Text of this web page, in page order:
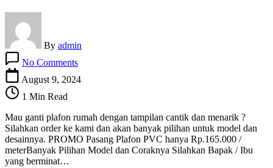
By admin
No CommentsTukang
Pasang
August 9, 2024
1 Min Read
Mau ganti plafon rumah dengan tampilan cantik dan menarik ?
Silahkan order ke kami dan akan banyak pilihan untuk model dan
desainnya. PROMO Pasang Plafon PVC hanya Rp.165.000 /
meterBanyak Pilihan Model dan Coraknya Silahkan Bapak / Ibu
yang berminat…